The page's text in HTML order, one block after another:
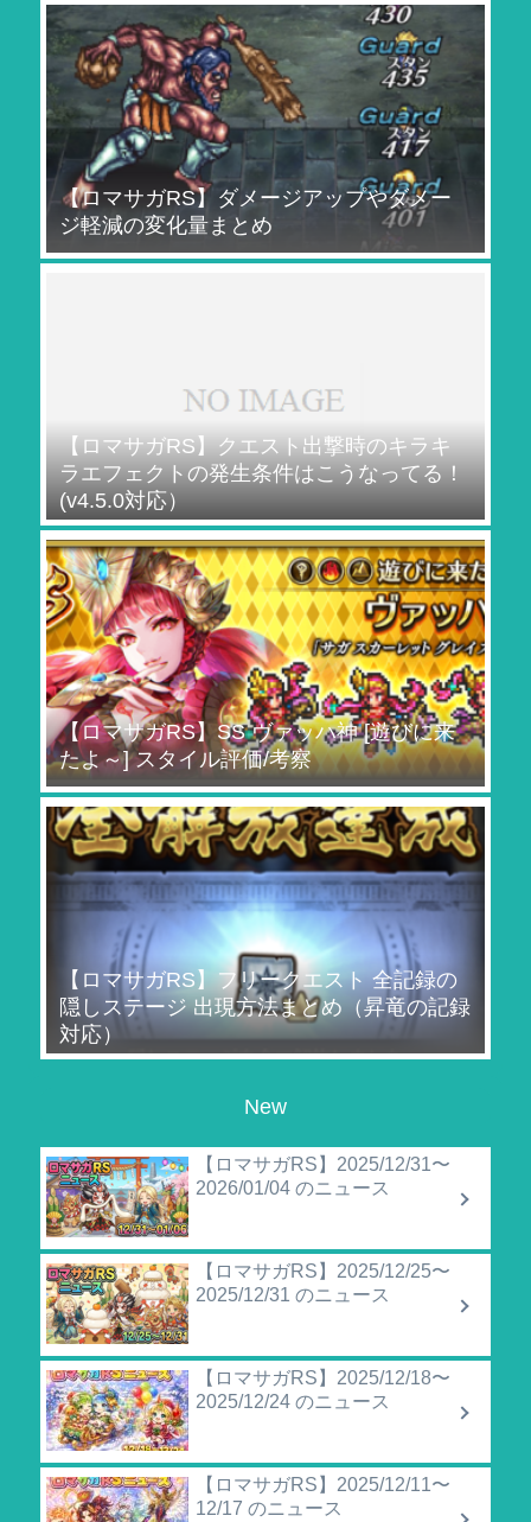
【ロマサガRS】ダメージアップやダメー
ジ軽減の変化量まとめ
【ロマサガRS】クエスト出撃時のキラキ
ラエフェクトの発生条件はこうなってる！
(v4.5.0対応）
【ロマサガRS】SS ヴァッハ神 [遊びに来
たよ～] スタイル評価/考察
【ロマサガRS】フリークエスト 全記録の
隠しステージ 出現方法まとめ（昇竜の記録
対応）
New
【ロマサガRS】2025/12/31〜
2026/01/04 のニュース
【ロマサガRS】2025/12/25〜
2025/12/31 のニュース
【ロマサガRS】2025/12/18〜
2025/12/24 のニュース
【ロマサガRS】2025/12/11〜
12/17 のニュース